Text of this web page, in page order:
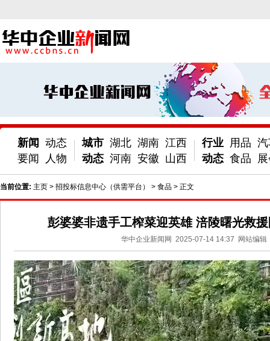
新闻
要闻
动态
人物
城市
动态
湖北 湖南 江西
河南 安徽 山西
行业
动态
用品
食品
当前位置: 主页 > 招投标信息中心（供需平台） > 食品 > 正文
彭婆婆非遗手工榨菜迎英雄 涪陵曙光救
华中企业新闻网 2025-07-14 14:37 网站编辑